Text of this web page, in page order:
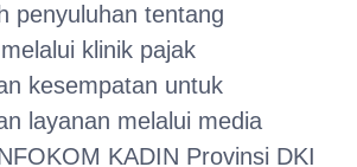
penyuluhan tentang
klinik pajak
kesempatan untuk
layanan melalui media
KADIN Provinsi DKI